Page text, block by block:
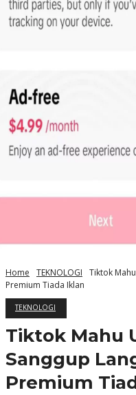
Home TEKNOLOGI
Tiktok
Premium Tiada Iklan
TEKNOLOGI
Tiktok Mahu
Sanggup
Premium